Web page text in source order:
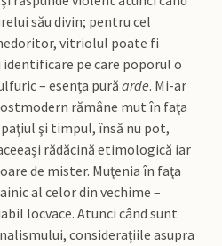
său divin; pentru cel
vitriolul poate fi
identificare pe care poporul o
– esenţa pură arde. Mi-ar
rămâne mut în faţa
şi timpul, însă nu pot,
rădăcină etimologică iar
de mister. Muţenia în faţa
al celor din vechime –
locvace. Atunci când sunt
consideraţiile asupra